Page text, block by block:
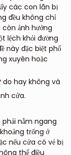
các con lăn bị
đều không chỉ
ảnh hưởng
lệch khỏi đường
này đặc biệt phổ
xuyên hoặc
hay không và
cửa.
nằm ngang
trống ở
nếu cửa có vẻ bị
thể điều